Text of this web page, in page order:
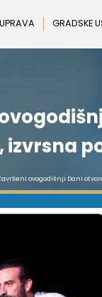
GRADSKE
ovogodišnji Dani